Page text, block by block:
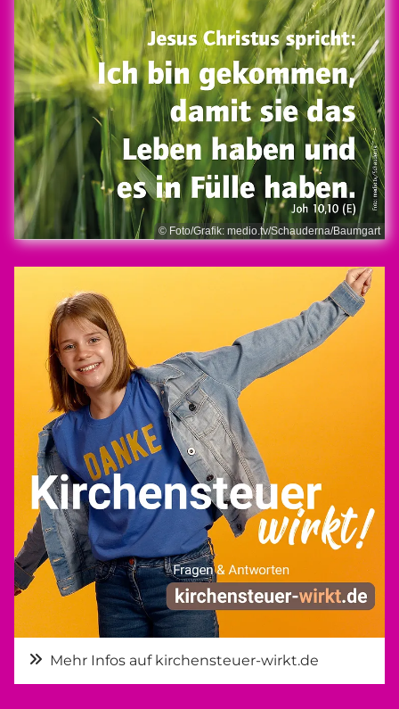
© Foto/Grafik: medio.tv/Schauderna/Baumgart
Mehr Infos auf kirchensteuer-wirkt.de